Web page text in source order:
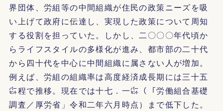
界団体、労組等の中間組織が住民の政策ニーズを吸
い上げて政府に伝達し、実現した政策について周知
する役割を担っていた。しかし、二〇〇〇年代頃か
らライフスタイルの多様化が進み、都市部の二十代
から四十代を中心に中間組織に属さない人が増加。
例えば、労組の組織率は高度経済成長期には三十五
㌫程で推移。現在では十七．一㌫（「労働組合基礎
調査／厚労省」令和二年六月時点）まで低下した。